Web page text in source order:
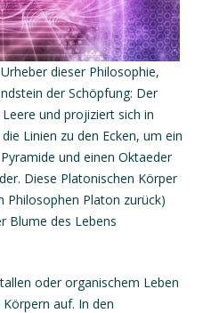
Urheber dieser Philosophie,
der Schöpfung: Der
und projiziert sich in
Linien zu den Ecken, um ein
und einen Oktaeder
Diese Platonischen Körper
Philosophen Platon zurück)
Blume des Lebens
oder organischem Leben
auf. In den